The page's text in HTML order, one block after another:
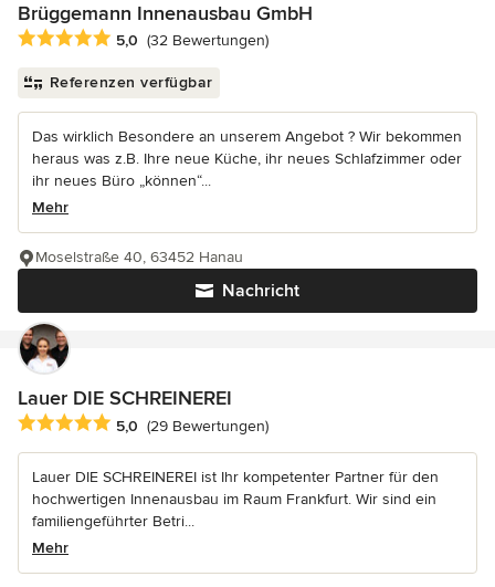
Brüggemann Innenausbau GmbH
Durchschnittliche Bewertung: 5 von 5 Sternen
5,0 (32 Bewertungen)
Referenzen verfügbar
Das wirklich Besondere an unserem Angebot ? Wir bekommen
heraus was z.B. Ihre neue Küche, ihr neues Schlafzimmer oder
ihr neues Büro „können“...
Mehr
Nachricht
Moselstraße 40, 63452 Hanau
Lauer DIE SCHREINEREI
Durchschnittliche Bewertung: 5 von 5 Sternen
5,0 (29 Bewertungen)
Lauer DIE SCHREINEREI ist Ihr kompetenter Partner für den
hochwertigen Innenausbau im Raum Frankfurt. Wir sind ein
familiengeführter Betri...
Mehr